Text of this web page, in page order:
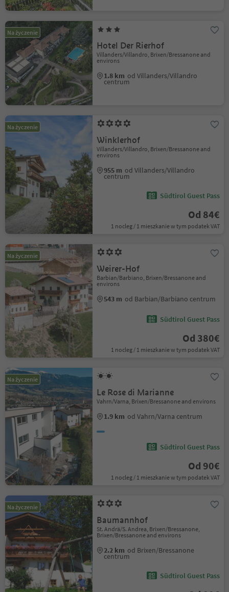
Na życzenie
Hotel Der Rierhof
Villanders/Villandro, Brixen/Bressanone and
environs
1.8 km od Villanders/Villandro
centrum
Na życzenie
Winklerhof
Villanders/Villandro, Brixen/Bressanone and
environs
955 m od Villanders/Villandro
centrum
Südtirol Guest Pass
Od 84€
1 nocleg / 1 mieszkanie w tym podatek VAT
Na życzenie
Weirer-Hof
Barbian/Barbiano, Brixen/Bressanone and
environs
543 m od Barbian/Barbiano centrum
Südtirol Guest Pass
Od 380€
1 nocleg / 1 mieszkanie w tym podatek VAT
Na życzenie
Le Rose di Marianne
Vahrn/Varna, Brixen/Bressanone and environs
1.9 km od Vahrn/Varna centrum
Südtirol Guest Pass
Od 90€
1 nocleg / 1 mieszkanie w tym podatek VAT
Na życzenie
Baumannhof
St. Andrä/S. Andrea, Brixen/Bressanone,
Brixen/Bressanone and environs
2.2 km od Brixen/Bressanone
centrum
Südtirol Guest Pass